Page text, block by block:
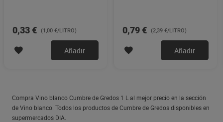
0,33 € (1,00 €/LITRO)
Añadir
0,79 € (2,39 €/LITRO)
Añadir
Compra Vino blanco Cumbre de Gredos 1 L al mejor precio en la sección
de Vino blanco. Todos los productos de Cumbre de Gredos disponibles en
supermercados DIA.